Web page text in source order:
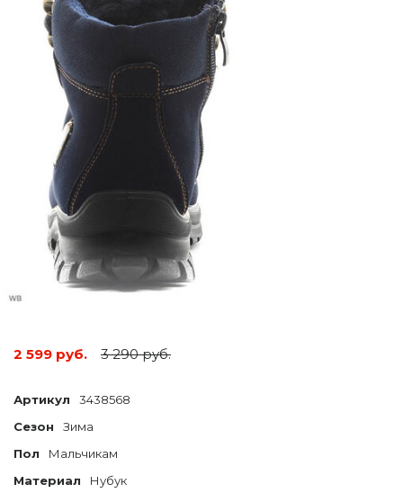
2 599 руб. 3 290 руб.
Артикул
3438568
Сезон
Зима
Пол
Мальчикам
Материал
Нубук